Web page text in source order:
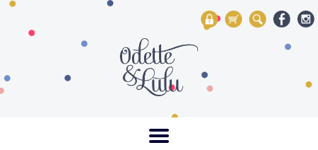
My Account
Mon panier
Rechercher